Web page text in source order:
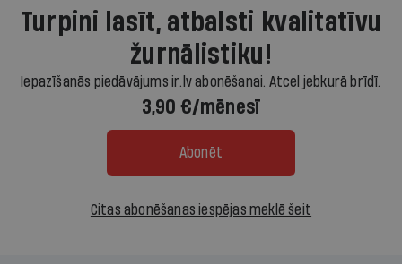
Turpini lasīt, atbalsti kvalitatīvu
žurnālistiku!
Iepazīšanās piedāvājums ir.lv abonēšanai. Atcel jebkurā brīdī.
3,90 €/mēnesī
Abonēt
Citas abonēšanas iespējas meklē šeit